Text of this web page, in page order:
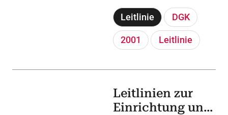
Leitlinie DGK
2001 Leitlinie
Herzinsuffizienz
(2001)
Leitlinien zur
Einrichtung und